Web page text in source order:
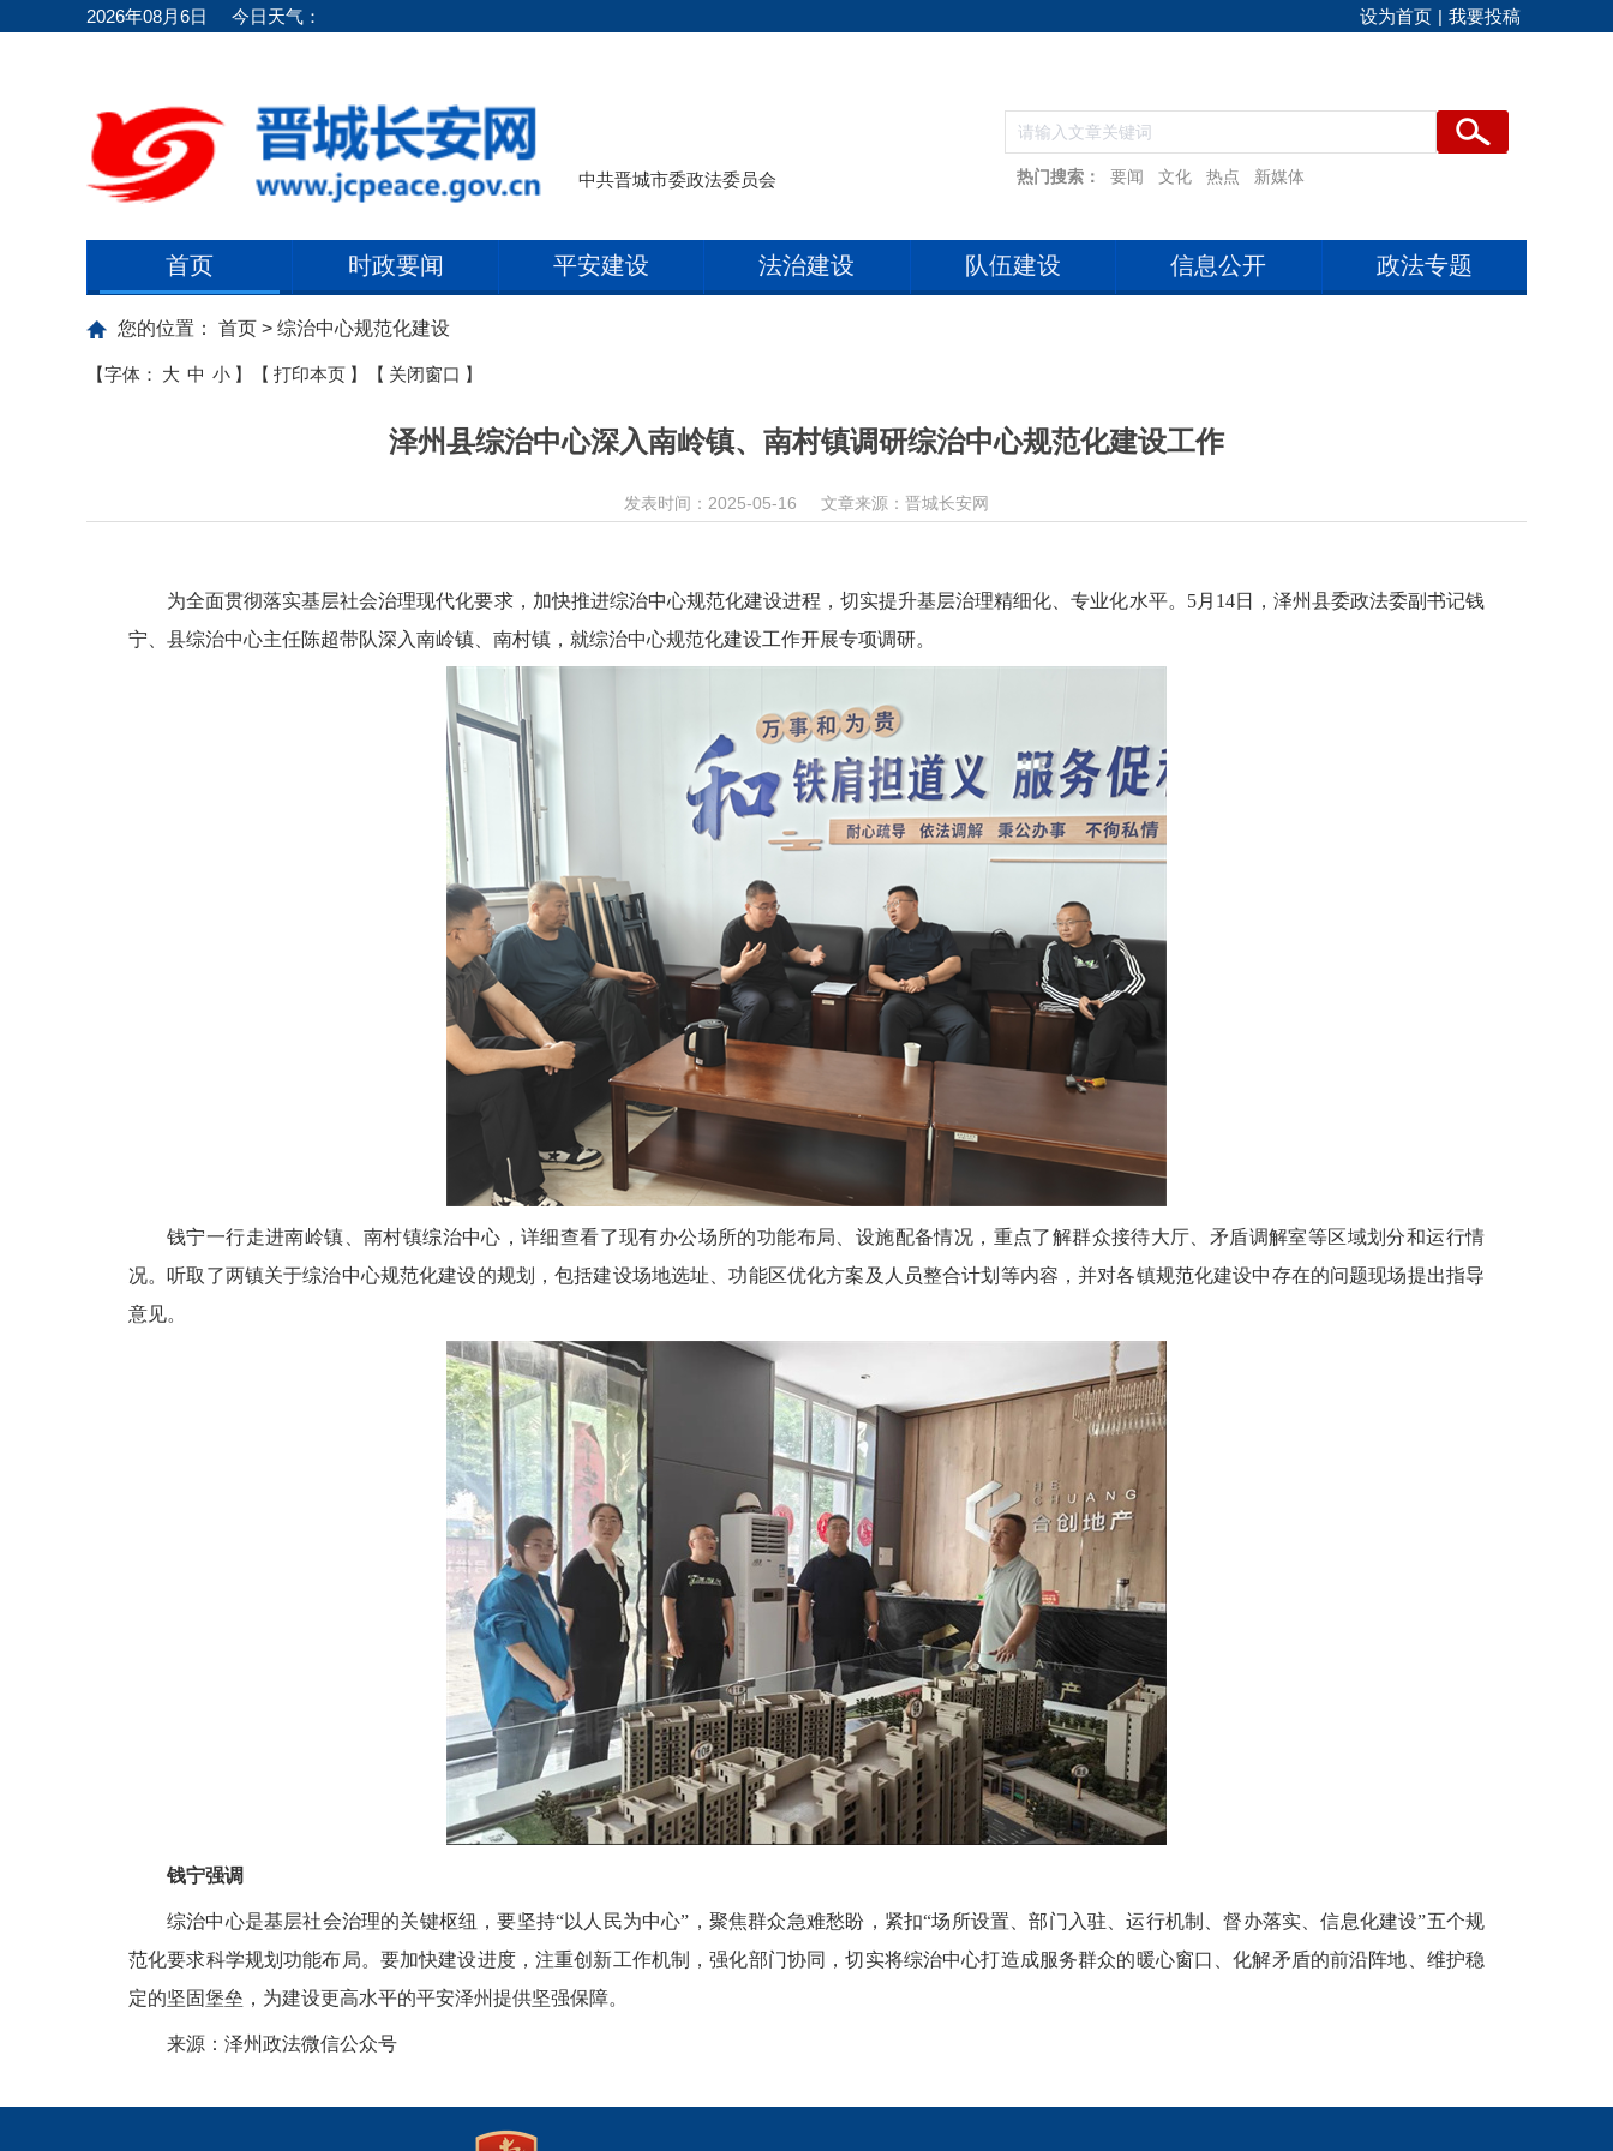
2026年08月6日 今日天气： 设为首页 | 我要投稿
中共晋城市委政法委员会 热门搜索： 要闻 文化 热点 新媒体
首页 时政要闻 平安建设 法治建设 队伍建设 信息公开 政法专题
您的位置： 首页 > 综治中心规范化建设
【字体： 大 中 小 】 【 打印本页 】 【 关闭窗口 】
泽州县综治中心深入南岭镇、南村镇调研综治中心规范化建设工作
发表时间：2025-05-16 文章来源：晋城长安网
为全面贯彻落实基层社会治理现代化要求， 加快推进综治中心规范化建设进程，切实提升基层治理精细化、专业化水平。 5月14日，泽州县委政法委副书记钱
宁、 县综治中心主任陈超带队深入南岭镇、南村镇， 就综治中心规范化建设工作开展专项调研。
钱宁一行走进南岭镇、南村镇综治中心，详细查看了现有办公场所的功能布局、设施配备情况，重点了解群众接待大厅、矛盾调解室等区域划分和运行情
况。听取了两镇关于综治中心规范化建设的规划，包括建设场地选址、功能区优化方案及人员整合计划等内容，并对各镇规范化建设中存在的问题现场提出指导
意见。
钱宁强调
综治中心是基层社会治理的关键枢纽，要坚持“以人民为中心”，聚焦群众急难愁盼，紧扣“场所设置、部门入驻、运行机制、督办落实、信息化建设”五个规
范化要求科学规划功能布局。要加快建设进度，注重创新工作机制，强化部门协同，切实将综治中心打造成服务群众的暖心窗口、化解矛盾的前沿阵地、维护稳
定的坚固堡垒，为建设更高水平的平安泽州提供坚强保障。
来源：泽州政法微信公众号